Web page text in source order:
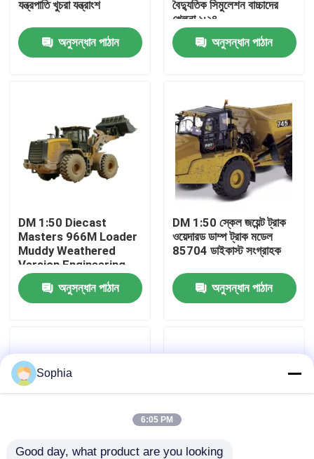
বাড়ি
ভিডিও
আমাদের সম্বন্ধে
কারখানা পরিদর্শন
গুণমান নিয়ন্ত্রণ
খবর
এক্সক্যাভেটর রিপেয়ার
যন্ত্রপাতি খুচরা যন্ত্রাংশ
অনুসন্ধান পাঠান
বৈদ্যুতিক সিমুলেশন বাচ্চাদের
খেলনা ১:২৪
অনুসন্ধান পাঠান
DM 1:50 Diecast
Masters 966M Loader
Muddy Weathered
Version Engineering
Vehicle Model 85703
অনুসন্ধান পাঠান
DM 1:50 স্কেল জয়েন্ট ট্রাক
ওয়েদারড ডাম্প ট্রাক মডেল
85704 ডাইকাস্ট সংগ্রাহক
অনুসন্ধান পাঠান
Sophia
6:05 PM
Good day, what product are you looking